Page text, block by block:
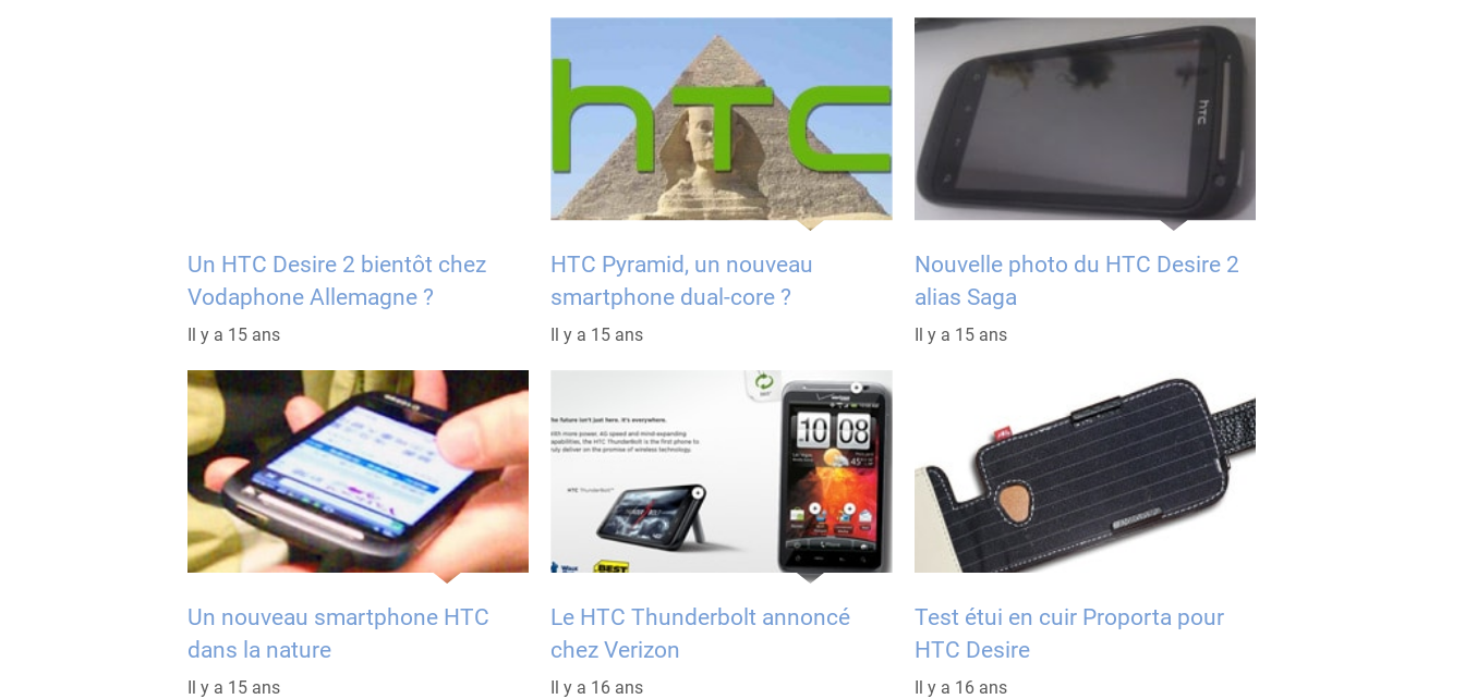
Un HTC Desire 2 bientôt chez
Vodaphone Allemagne ?
Il y a 15 ans
HTC Pyramid, un nouveau
smartphone dual-core ?
Il y a 15 ans
Nouvelle photo du HTC Desire 2
alias Saga
Il y a 15 ans
Un nouveau smartphone HTC
dans la nature
Il y a 15 ans
Le HTC Thunderbolt annoncé
chez Verizon
Il y a 16 ans
Test étui en cuir Proporta pour
HTC Desire
Il y a 16 ans